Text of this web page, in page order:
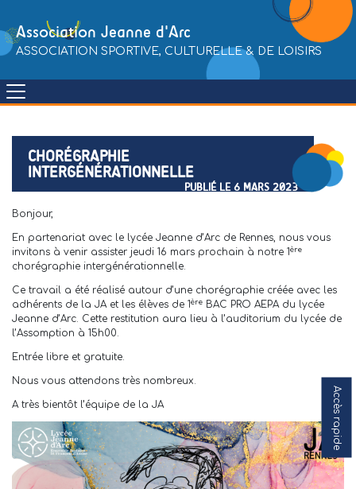
content
Association Jeanne d'Arc
ASSOCIATION SPORTIVE, CULTURELLE & DE LOISIRS
CHORÉGRAPHIE
INTERGÉNÉRATIONNELLE
PUBLIÉ LE 6 MARS 2023
Bonjour,
En partenariat avec le lycée Jeanne d’Arc de Rennes, nous vous
invitons à venir assister jeudi 16 mars prochain à notre 1ère
chorégraphie intergénérationnelle.
Ce travail a été réalisé autour d’une chorégraphie créée avec les
adhérents de la JA et les élèves de 1ère BAC PRO AEPA du lycée
Jeanne d’Arc. Cette restitution aura lieu à l’auditorium du lycée de
l’Assomption à 15h00.
Entrée libre et gratuite.
Nous vous attendons très nombreux.
A très bientôt l’équipe de la JA Accès rapide